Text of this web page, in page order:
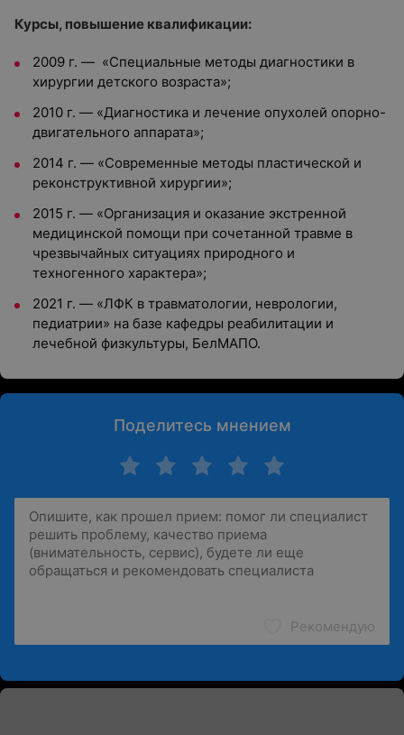
Курсы, повышение квалификации:
2009 г. — «Специальные методы диагностики в
хирургии детского возраста»;
2010 г. — «Диагностика и лечение опухолей опорно-
двигательного аппарата»;
2014 г. — «Современные методы пластической и
реконструктивной хирургии»;
2015 г. — «Организация и оказание экстренной
медицинской помощи при сочетанной травме в
чрезвычайных ситуациях природного и
техногенного характера»;
2021 г. — «ЛФК в травматологии, неврологии,
педиатрии» на базе кафедры реабилитации и
лечебной физкультуры, БелМАПО.
Поделитесь мнением
Рекомендую